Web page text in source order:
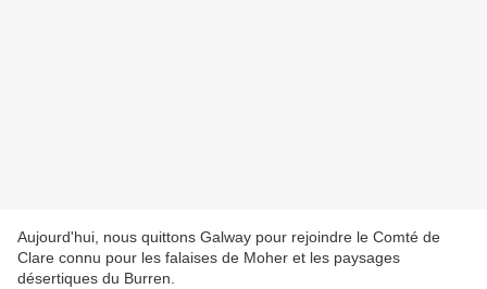
Aujourd'hui, nous quittons Galway pour rejoindre le Comté de
Clare connu pour les falaises de Moher et les paysages
désertiques du Burren.